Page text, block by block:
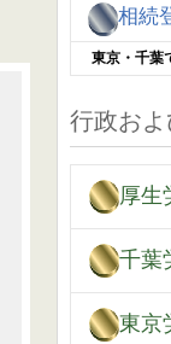
相続
東京・千葉
行政お
厚生
千葉
東京